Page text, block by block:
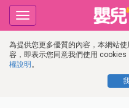
為提供您更多優質的內容，本網站
容，即表示您同意我們使用
權說明 。
Toggle
navigation